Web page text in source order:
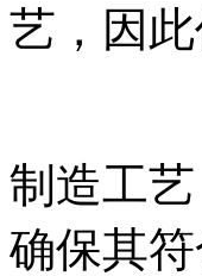
艺，因此
制造工
确保其